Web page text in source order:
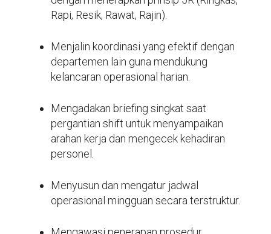
Rapi, Resik, Rawat, Rajin).
Menjalin koordinasi yang efektif dengan
departemen lain guna mendukung
kelancaran operasional harian.
Mengadakan briefing singkat saat
pergantian shift untuk menyampaikan
arahan kerja dan mengecek kehadiran
personel.
Menyusun dan mengatur jadwal
operasional mingguan secara terstruktur.